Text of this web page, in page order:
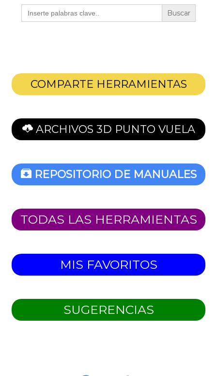
Buscar:
COMPARTE HERRAMIENTAS
ARCHIVOS 3D PUNTO VUELA
REPOSITORIO DE MANUALES
TODAS LAS HERRAMIENTAS
MIS FAVORITOS
SUGERENCIAS